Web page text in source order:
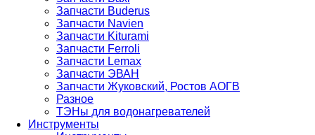
Запчасти Buderus
Запчасти Navien
Запчасти Kiturami
Запчасти Ferroli
Запчасти Lemax
Запчасти ЭВАН
Запчасти Жуковский, Ростов АОГВ
Разное
ТЭНы для водонагревателей
Инструменты